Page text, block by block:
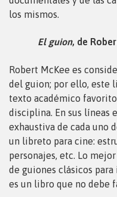
los mismos.
El guion, de
Robert McKee es
del guion; por ello, este
texto académico
disciplina. En sus líneas
exhaustiva de cada uno
un libreto para cine:
personajes, etc. Lo
de guiones clásicos
es un libro que no debe